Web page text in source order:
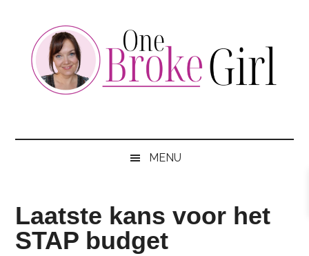
content
secondary
MENU
Laatste kans voor het
STAP budget